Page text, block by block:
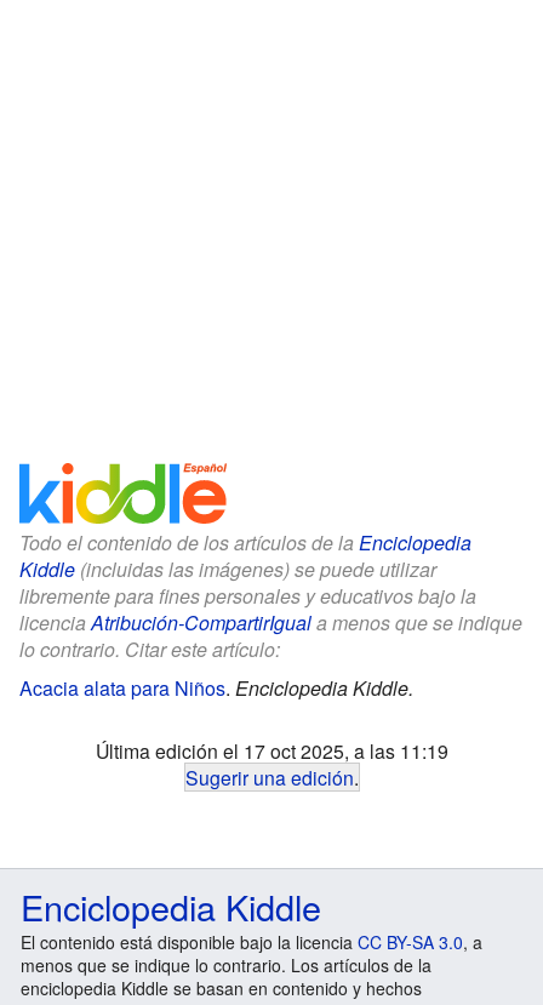
Todo el contenido de los artículos de la Enciclopedia
Kiddle (incluidas las imágenes) se puede utilizar
libremente para fines personales y educativos bajo la
licenciaAtribución-CompartirIguala menos que se indique
lo contrario. Citar este artículo:
Acacia alata para Niños. Enciclopedia Kiddle.
Última edición el 17 oct 2025, a las 11:19
Sugerir una edición.
Enciclopedia Kiddle
El contenido está disponible bajo la licencia CC BY-SA 3.0, a
menos que se indique lo contrario. Los artículos de la
enciclopedia Kiddle se basan en contenido y hechos